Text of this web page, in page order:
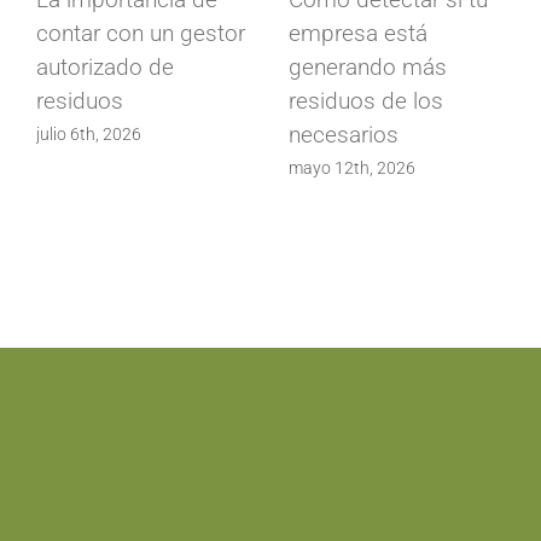
contar con un gestor
autorizado de
residuos
julio 6th, 2026
empresa está
generando más
residuos de los
necesarios
mayo 12th, 2026